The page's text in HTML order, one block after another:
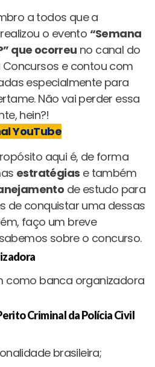
a todos que a
o evento “Semana
que ocorreu no canal do
e contou com
especialmente para
Não vai perder essa
hein?!
YouTube
aqui é, de forma
estratégias e também
de estudo para
de conquistar uma dessas
faço um breve
sobre o concurso.
como banca organizadora
Criminal da Polícia Civil
brasileira;